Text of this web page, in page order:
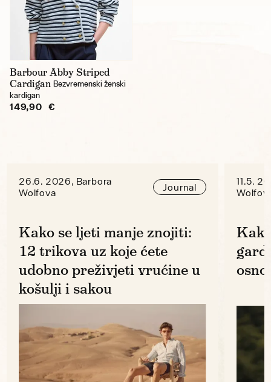
Barbour Abby Striped
Cardigan Bezvremenski ženski
kardigan
149,90 €
26.6. 2026, Barbora
Wolfova
Journal
Kako se ljeti manje znojiti:
12 trikova uz koje ćete
udobno preživjeti vrućine u
košulji i sakou
11.5.